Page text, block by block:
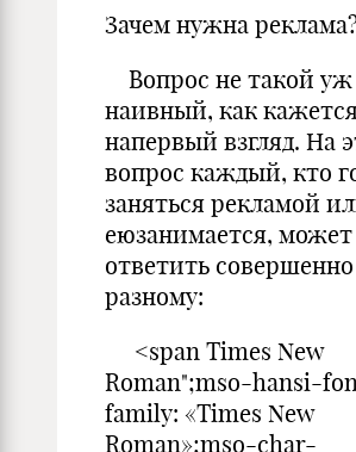
Зачем нужна
Вопрос не такой уж
наивный, как
напервый взгляд. На
вопрос каждый, кто
заняться рекламой
еюзанимается, может
ответить
разному:
<span Times New
Roman";mso-hansi-
family: «Times New
Roman»;mso-char-